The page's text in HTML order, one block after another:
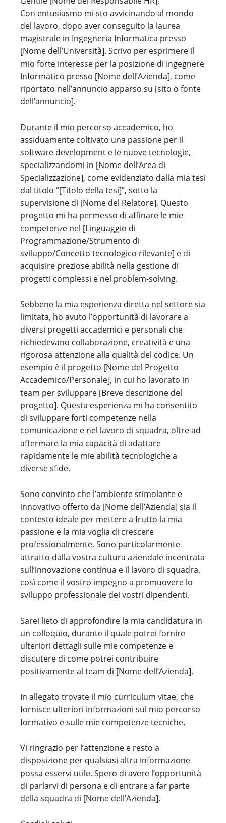
Con entusiasmo mi sto avvicinando al mondo
del lavoro, dopo aver conseguito la laurea
magistrale in Ingegneria Informatica presso
[Nome dell’Università]. Scrivo per esprimere il
mio forte interesse per la posizione di Ingegnere
Informatico presso [Nome dell’Azienda], come
riportato nell’annuncio apparso su [sito o fonte
dell’annuncio].
Durante il mio percorso accademico, ho
assiduamente coltivato una passione per il
software development e le nuove tecnologie,
specializzandomi in [Nome dell’Area di
Specializzazione], come evidenziato dalla mia tesi
dal titolo “[Titolo della tesi]”, sotto la
supervisione di [Nome del Relatore]. Questo
progetto mi ha permesso di affinare le mie
competenze nel [Linguaggio di
Programmazione/Strumento di
sviluppo/Concetto tecnologico rilevante] e di
acquisire preziose abilità nella gestione di
progetti complessi e nel problem-solving.
Sebbene la mia esperienza diretta nel settore sia
limitata, ho avuto l’opportunità di lavorare a
diversi progetti accademici e personali che
richiedevano collaborazione, creatività e una
rigorosa attenzione alla qualità del codice. Un
esempio è il progetto [Nome del Progetto
Accademico/Personale], in cui ho lavorato in
team per sviluppare [Breve descrizione del
progetto]. Questa esperienza mi ha consentito
di sviluppare forti competenze nella
comunicazione e nel lavoro di squadra, oltre ad
affermare la mia capacità di adattare
rapidamente le mie abilità tecnologiche a
diverse sfide.
Sono convinto che l’ambiente stimolante e
innovativo offerto da [Nome dell’Azienda] sia il
contesto ideale per mettere a frutto la mia
passione e la mia voglia di crescere
professionalmente. Sono particolarmente
attratto dalla vostra cultura aziendale incentrata
sull’innovazione continua e il lavoro di squadra,
così come il vostro impegno a promuovere lo
sviluppo professionale dei vostri dipendenti.
Sarei lieto di approfondire la mia candidatura in
un colloquio, durante il quale potrei fornire
ulteriori dettagli sulle mie competenze e
discutere di come potrei contribuire
positivamente al team di [Nome dell’Azienda].
In allegato trovate il mio curriculum vitae, che
fornisce ulteriori informazioni sul mio percorso
formativo e sulle mie competenze tecniche.
Vi ringrazio per l’attenzione e resto a
disposizione per qualsiasi altra informazione
possa esservi utile. Spero di avere l’opportunità
di parlarvi di persona e di entrare a far parte
della squadra di [Nome dell’Azienda].